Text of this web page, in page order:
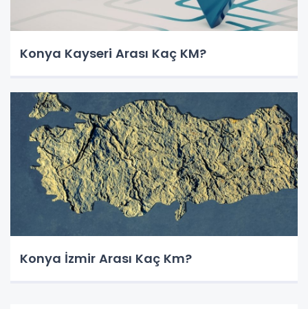
Konya Kayseri Arası Kaç KM?
Konya İzmir Arası Kaç Km?